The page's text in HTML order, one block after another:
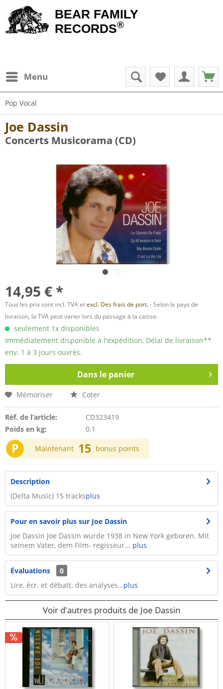
BEAR FAMILY
RECORDS®
Menu
Pop Vocal
Joe Dassin
Concerts Musicorama (CD)
14,95 € *
Tous les prix sont incl. TVA etexcl. Des frais de port.- Selon le pays de
livraison, la TVA peut varier lors du passage à la caisse.
seulement 1x disponibles
Immédiatement disponible à l'expédition, Délai de livraison**
env. 1 à 3 jours ouvrés.
Dans le panier
Mémoriser Coter
Réf. de l’article:
CD323419
Poids en kg:
0.1
P Maintenant 15 bonus points
Description
(Delta Music) 15 tracksplus
Pour en savoir plus sur Joe Dassin
Joe Dassin Joe Dassin wurde 1938 in New York geboren. Mit
seinem Vater, dem Film- regisseur... plus
Évaluations
0
Lire, écr. et débatt. des analyses…plus
Voir d'autres produits de Joe Dassin